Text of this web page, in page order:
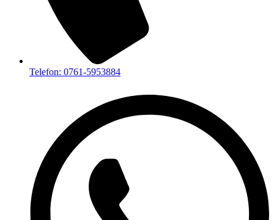
Telefon: 0761-5953884